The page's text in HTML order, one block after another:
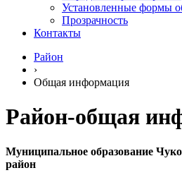
Установленные формы
Прозрачность
Контакты
Район
›
Общая информация
Район-общая
Муниципальное образование
район